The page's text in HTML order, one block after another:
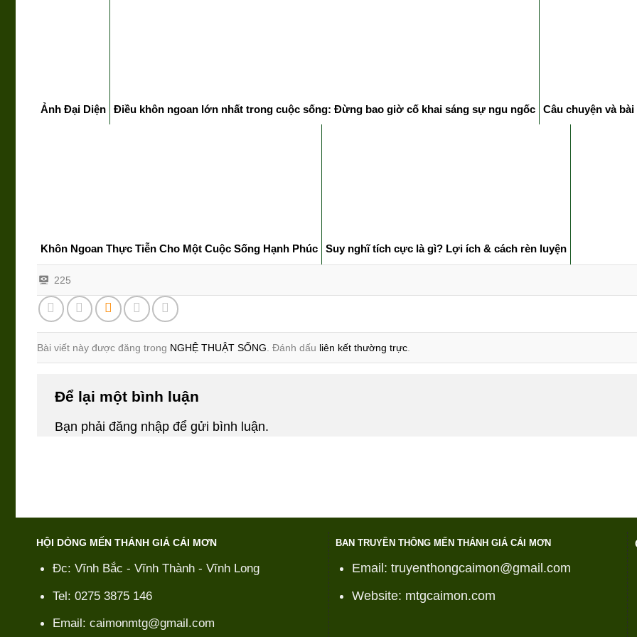
Ảnh Đại Diện Điều khôn ngoan lớn nhất trong cuộc sống: Đừng bao giờ cố khai sáng sự ngu ngốc Câu chuyện và bài
Khôn Ngoan Thực Tiễn Cho Một Cuộc Sống Hạnh Phúc Suy nghĩ tích cực là gì? Lợi ích & cách rèn luyện
225
Bài viết này được đăng trong NGHỆ THUẬT SỐNG. Đánh dấu liên kết thường trực.
Để lại một bình luận
Bạn phải đăng nhập để gửi bình luận.
HỘI DÒNG MẾN THÁNH GIÁ CÁI MƠN
Đc: Vĩnh Bắc - Vĩnh Thành - Vĩnh Long
Tel: 0275 3875 146
Email: caimonmtg@gmail.com
BAN TRUYỀN THÔNG MẾN THÁNH GIÁ CÁI MƠN
Email: truyenthongcaimon@gmail.com
Website: mtgcaimon.com